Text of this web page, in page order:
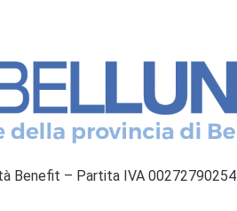
Benefit – Partita IVA 00272790254